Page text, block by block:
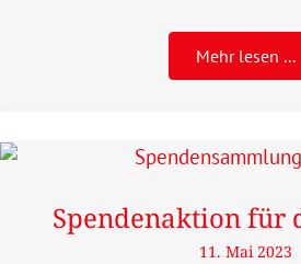
Mehr lesen ...
Spendenaktion für
11. Mai 2023